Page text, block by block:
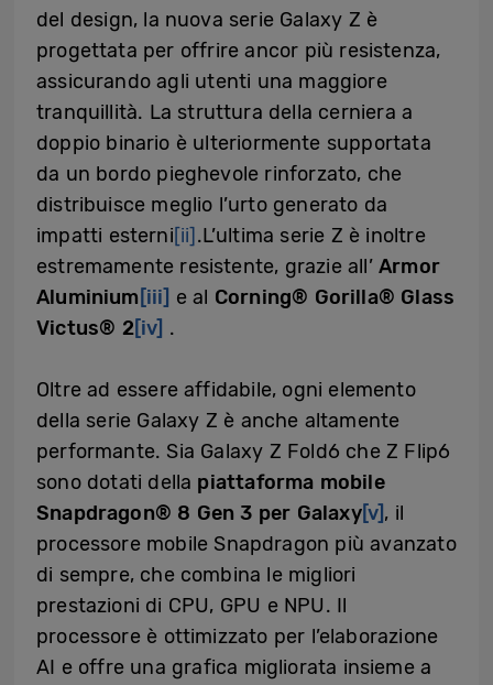
del design, la nuova serie Galaxy Z è
progettata per offrire ancor più resistenza,
assicurando agli utenti una maggiore
tranquillità. La struttura della cerniera a
doppio binario è ulteriormente supportata
da un bordo pieghevole rinforzato, che
distribuisce meglio l’urto generato da
impatti esterni[ii] .L’ultima serie Z è inoltre
estremamente resistente, grazie all’ Armor
Aluminium [iii] e al Corning® Gorilla® Glass
Victus® 2[iv] .
Oltre ad essere affidabile, ogni elemento
della serie Galaxy Z è anche altamente
performante. Sia Galaxy Z Fold6 che Z Flip6
sono dotati della piattaforma mobile
Snapdragon® 8 Gen 3 per Galaxy[v], il
processore mobile Snapdragon più avanzato
di sempre, che combina le migliori
prestazioni di CPU, GPU e NPU. Il
processore è ottimizzato per l’elaborazione
AI e offre una grafica migliorata insieme a